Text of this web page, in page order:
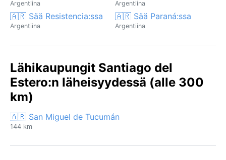
Argentiina Argentiina
🇦🇷 Sää Resistencia:ssa
Argentiina
🇦🇷 Sää Paraná:ssa
Argentiina
Lähikaupungit Santiago del
Estero:n läheisyydessä (alle 300
km)
🇦🇷 San Miguel de Tucumán
144 km